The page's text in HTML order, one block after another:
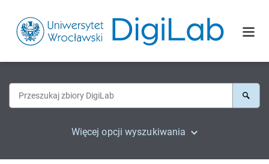
Więcej opcji wyszukiwania